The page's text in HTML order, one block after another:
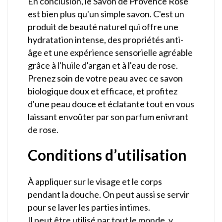
est bien plus qu'un simple savon. C'est un
produit de beauté naturel qui offre une
hydratation intense, des propriétés anti-
âge et une expérience sensorielle agréable
grâce à l'huile d'argan et à l'eau de rose.
Prenez soin de votre peau avec ce savon
biologique doux et efficace, et profitez
d'une peau douce et éclatante tout en vous
laissant envoûter par son parfum enivrant
de rose.
Conditions d’utilisation
À appliquer sur le visage et le corps
pendant la douche. On peut aussi se servir
pour se laver les parties intimes.